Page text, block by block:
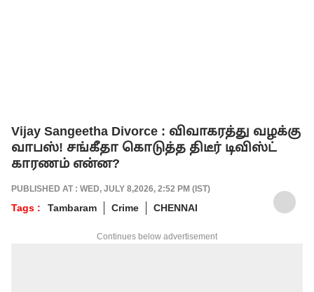
Vijay Sangeetha Divorce : விவாகரத்து வழக்கு
வாபஸ்! சங்கீதா கொடுத்த திடீர் டிவிஸ்ட்
காரணம் என்ன?
PUBLISHED AT : WED, JULY 8,2026, 2:52 PM (IST)
Tags : Tambaram Crime CHENNAI
Continues below advertisement